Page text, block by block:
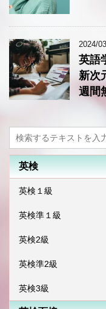
2024/
英語
新次
週間
英検
英検１級
英検準１級
英検2級
英検準2級
英検3級